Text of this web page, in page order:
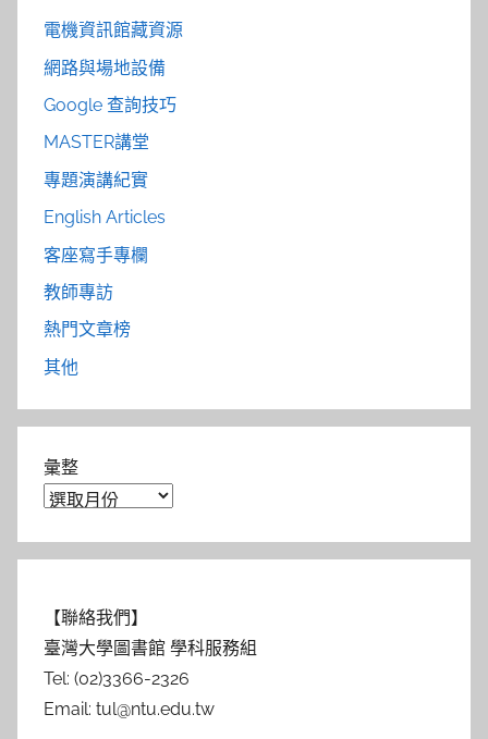
電機資訊館藏資源
網路與場地設備
Google 查詢技巧
MASTER講堂
專題演講紀實
English Articles
客座寫手專欄
教師專訪
熱門文章榜
其他
彙整
【聯絡我們】
臺灣大學圖書館 學科服務組
Tel: (02)3366-2326
Email: tul@ntu.edu.tw